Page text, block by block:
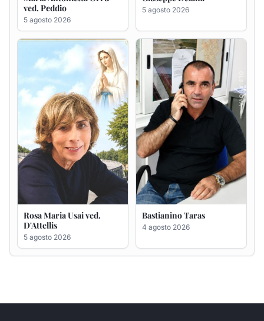
Rosa Maria Usai ved.
D'Attellis
5 agosto 2026
Bastianino Taras
4 agosto 2026